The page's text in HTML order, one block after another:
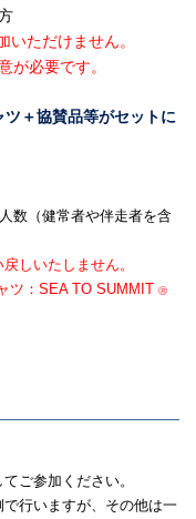
ただけません。
が必要です。
＋協賛品等がセットに
数（健常者や伴走者を含
しいたしません。
ツ：SEA TO SUMMIT Ⓡ
ご参加ください。
で行いますが、その他は一